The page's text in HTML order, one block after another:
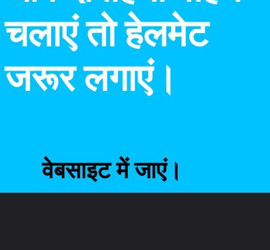
चलाएं तो हेलमेट
जरूर लगाएं।
वेबसाइट में जाएं।